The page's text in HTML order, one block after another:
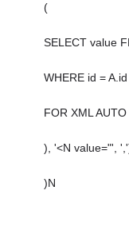
(
SELECT value
WHERE id = A.id
FOR XML AUTO
), '<N value="',
)N